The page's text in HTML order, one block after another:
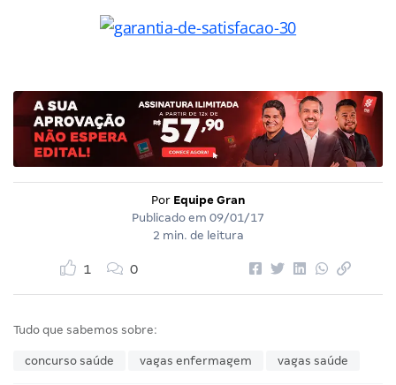
Por Equipe Gran
Publicado em 09/01/17
2 min. de leitura
1 0
Tudo que sabemos sobre:
concurso saúde vagas enfermagem vagas saúde